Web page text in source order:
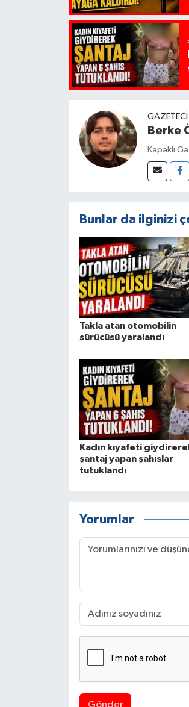
GAZETECI
Berke
Kapaklı
Bunlar da ilginizi
Takla atan otomobilin
sürücüsü yaralandı
Kadın kıyafeti
şantaj yapan şahıslar
tutuklandı
Yorumlar